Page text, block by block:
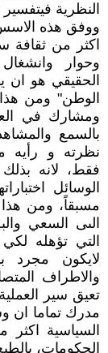
النظرية فيتفسير
ووفق هذه
اكثر من ثقافة
وحوار
الحقيقي هو ان
الوطن" ومن
ومشارك في
بالسمع
نظرته و رأيه
فقط، لانه
الوسائل
مسبقاً، ومن هذا
الىى السعي
التي تؤهله
لايكون مجرد
والاطراف
تعيق سير
مدرك تماما ان
السياسية
الحكومات،